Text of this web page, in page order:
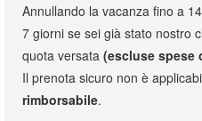
Annullando la vacanza fino a
7 giorni se sei già stato nostro
quota versata (escluse spese
Il prenota sicuro non è
rimborsabile.